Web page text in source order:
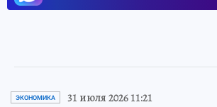
ЭКОНОМИКА 31 июля 2026 11:21